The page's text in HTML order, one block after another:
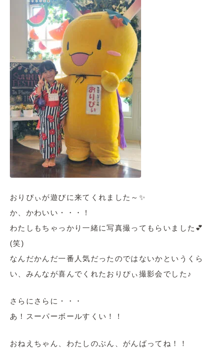
おりぴぃが遊びに来てくれました～✨
か、かわいい・・・！
わたしもちゃっかり一緒に写真撮ってもらいました💕
(笑)
なんだかんだ一番人気だったのではないかというくら
い、みんなが喜んでくれたおりぴぃ撮影会でした♪
さらにさらに・・・
あ！スーパーボールすくい！！
おねえちゃん、わたしのぶん、がんばってね！！